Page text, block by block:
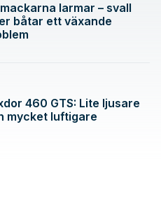
larmar – svall
båtar ett växande
460 GTS: Lite ljusare
mycket luftigare